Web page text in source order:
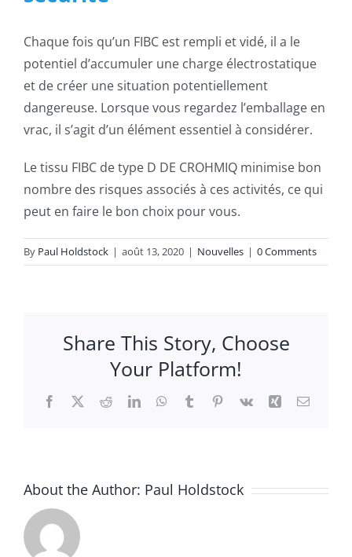
Chaque fois qu’un FIBC est rempli et vidé, il a le
potentiel d’accumuler une charge électrostatique
et de créer une situation potentiellement
dangereuse. Lorsque vous regardez l’emballage en
vrac, il s’agit d’un élément essentiel à considérer.
Le tissu FIBC de type D DE CROHMIQ minimise bon
nombre des risques associés à ces activités, ce qui
peut en faire le bon choix pour vous.
By Paul Holdstock | août 13, 2020 | Nouvelles | 0 Comments
Share This Story, Choose
Your Platform!
Facebook
X RedditLinkedInWhatsApp
TumblrPinterest
Vk Xing Email
About the Author: Paul Holdstock